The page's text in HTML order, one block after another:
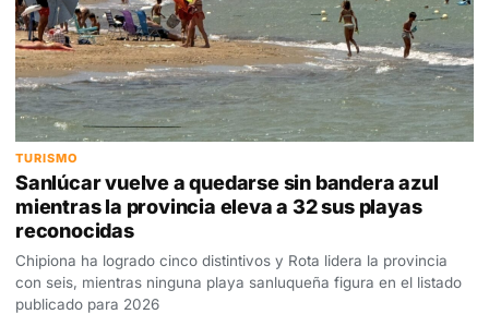
TURISMO
Sanlúcar vuelve a quedarse sin bandera azul
mientras la provincia eleva a 32 sus playas
reconocidas
Chipiona ha logrado cinco distintivos y Rota lidera la provincia
con seis, mientras ninguna playa sanluqueña figura en el listado
publicado para 2026